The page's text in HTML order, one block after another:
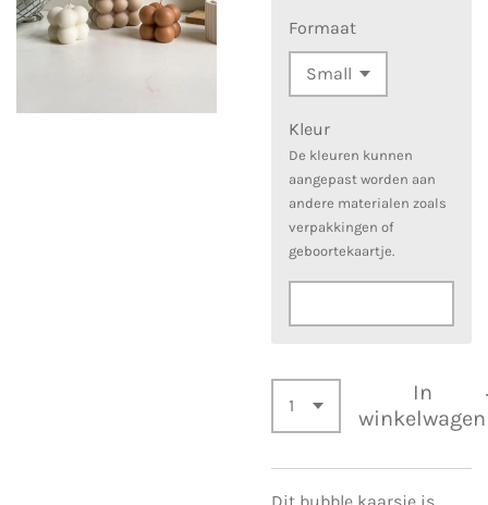
Formaat
Kleur
De kleuren kunnen
aangepast worden aan
andere materialen zoals
verpakkingen of
geboortekaartje.
In
winkelwagen